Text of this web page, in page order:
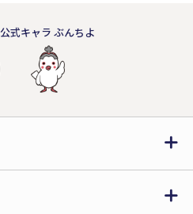
公式キャラ ぶんちよ